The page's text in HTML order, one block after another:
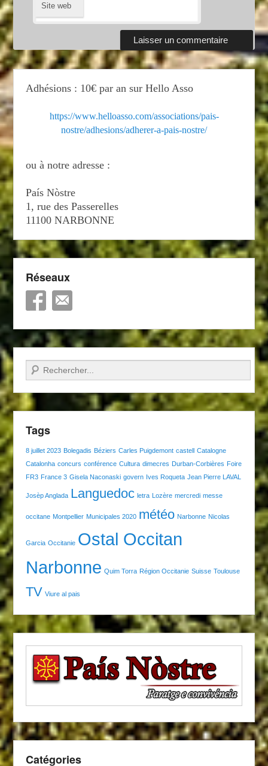
Site web
Adhésions : 10€ par an sur Hello Asso
https://www.helloasso.com/associations/pais-
nostre/adhesions/adherer-a-pais-nostre/
ou à notre adresse :
País Nòstre
1, rue des Passerelles
11100 NARBONNE
Réseaux
Recherche
Tags
8 juillet 2023 Bolegadis Béziers Carles Puigdemont castell Catalogne
Catalonha concurs conférence Cultura dimecres Durban-Corbières Foire
FR3 France 3 Gisela Naconaski govern Ives Roqueta Jean Pierre LAVAL
Josèp Anglada Languedoc letra Lozère mercredi messe
occitane Montpellier Municipales 2020 météo Narbonne Nicolas
Garcia Occitanie Ostal Occitan
Narbonne Quim Torra Région Occitanie Suisse Toulouse
TV Viure al pais
Catégories